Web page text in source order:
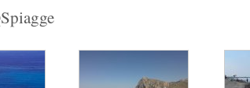
La